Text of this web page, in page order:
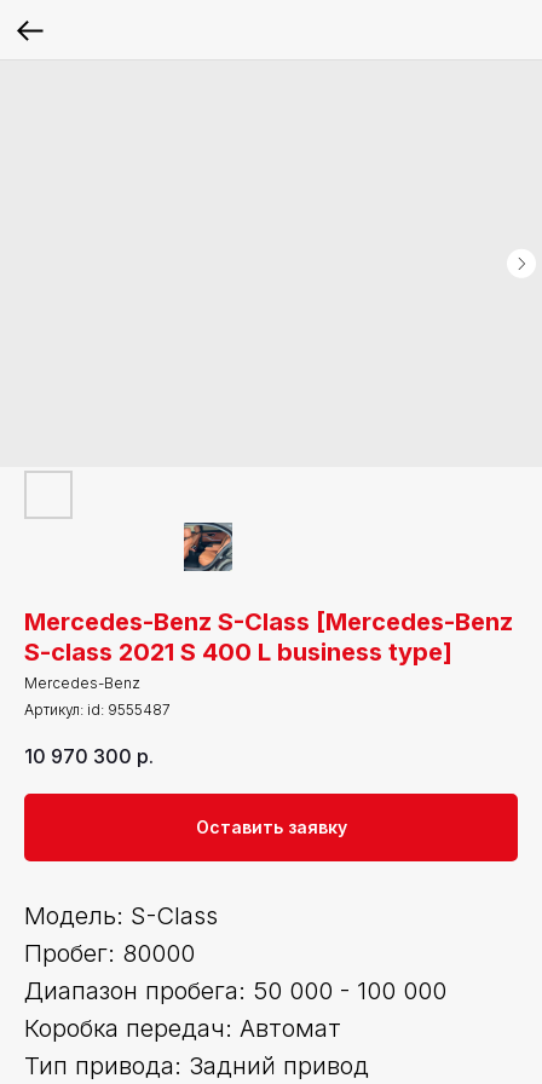
Mercedes-Benz S-Class [Mercedes-Benz
S-class 2021 S 400 L business type]
Mercedes-Benz
Артикул: id: 9555487
10 970 300 р.
Оставить заявку
Модель: S-Class
Пробег: 80000
Диапазон пробега: 50 000 - 100 000
Коробка передач: Автомат
Тип привода: Задний привод